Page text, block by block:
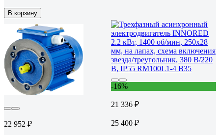
В корзину
22 952 ₽
-16%
21 336 ₽
25 400 ₽